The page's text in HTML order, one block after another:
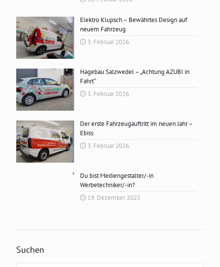
Elektro Klupsch – Bewährtes Design auf
neuem Fahrzeug
3. Februar 2026
Hagebau Salzwedel – „Achtung AZUBI in
Fahrt“
3. Februar 2026
Der erste Fahrzeugauftritt im neuen Jahr –
Ebiss
3. Februar 2026
Du bist Mediengestalter/-in
Werbetechniker/-in?
19. Dezember 2025
Suchen